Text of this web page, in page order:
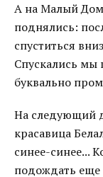
А на Малый
поднялись:
спуститься
Спускались
буквально
На следующий
красавица
синее-синее...
подождать еще